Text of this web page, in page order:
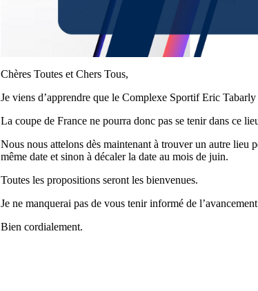
Chères Toutes et Chers Tous,
Je viens d’apprendre que le Complexe Sportif Eric
La coupe de France ne pourra donc pas se tenir dans ce
Nous nous attelons dès maintenant à trouver un autre lieu
même date et sinon à décaler la date au mois de juin.
Toutes les propositions seront les bienvenues.
Je ne manquerai pas de vous tenir informé de
Bien cordialement.